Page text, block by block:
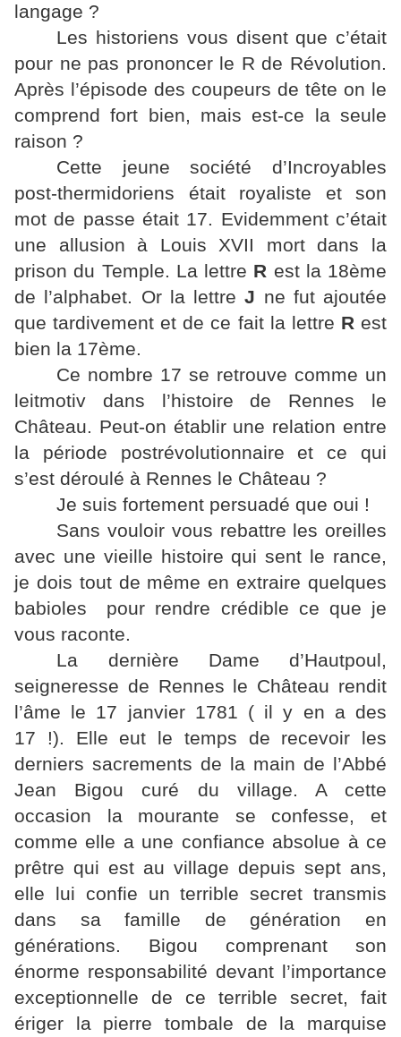
langage ?
Les historiens vous disent que c’était
pour ne pas prononcer le R de Révolution.
Après l’épisode des coupeurs de tête on le
comprend fort bien, mais est-ce la seule
raison ?
Cette jeune société d’Incroyables
post-thermidoriens était royaliste et son
mot de passe était 17. Evidemment c’était
une allusion à Louis XVII mort dans la
prison du Temple. La lettre R est la 18ème
de l’alphabet. Or la lettreJ ne fut ajoutée
que tardivement et de ce fait la lettre Rest
bien la 17ème.
Ce nombre 17 se retrouve comme un
leitmotiv dans l’histoire de Rennes le
Château. Peut-on établir une relation entre
la période postrévolutionnaire et ce qui
s’est déroulé à Rennes le Château ?
Je suis fortement persuadé que oui !
Sans vouloir vous rebattre les oreilles
avec une vieille histoire qui sent le rance,
je dois tout de même en extraire quelques
babioles pour rendre crédible ce que je
vous raconte.
La dernière Dame d’Hautpoul,
seigneresse de Rennes le Château rendit
l’âme le 17 janvier 1781 ( il y en a des
17 !). Elle eut le temps de recevoir les
derniers sacrements de la main de l’Abbé
Jean Bigou curé du village. A cette
occasion la mourante se confesse, et
comme elle a une confiance absolue à ce
prêtre qui est au village depuis sept ans,
elle lui confie un terrible secret transmis
dans sa famille de génération en
générations. Bigou comprenant son
énorme responsabilité devant l’importance
exceptionnelle de ce terrible secret, fait
ériger la pierre tombale de la marquise